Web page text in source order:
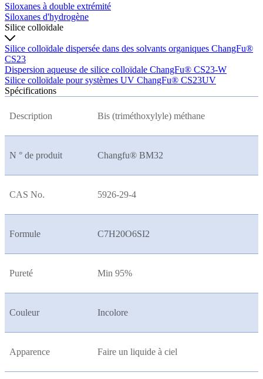
Siloxanes à double extrémité
Siloxanes d'hydrogène
Silice colloïdale
Silice colloïdale dispersée dans des solvants organiques ChangFu®
CS23
Dispersion aqueuse de silice colloïdale ChangFu® CS23-W
Silice colloïdale pour systèmes UV ChangFu® CS23UV
Spécifications
Description Bis (triméthoxylyle) méthane
N ° de produit Changfu® BM32
CAS No. 5926-29-4
Formule C7H20O6SI2
Pureté Min 95%
Couleur Incolore
Apparence Faire un liquide à ciel